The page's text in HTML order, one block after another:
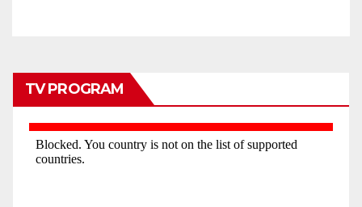
TV PROGRAM